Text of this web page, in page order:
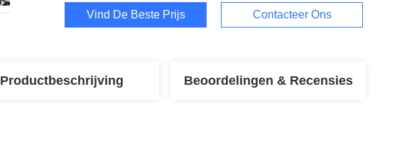
Vind De Beste Prijs Contacteer Ons
Productbeschrijving Beoordelingen & Recensies